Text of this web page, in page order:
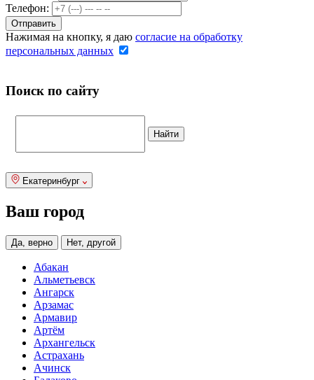
Телефон:
Нажимая на кнопку, я даю согласие на обработку
персональных данных
Поиск по сайту
Екатеринбург
Ваш город
Да, верно Нет, другой
Абакан
Альметьевск
Ангарск
Арзамас
Армавир
Артём
Архангельск
Астрахань
Ачинск